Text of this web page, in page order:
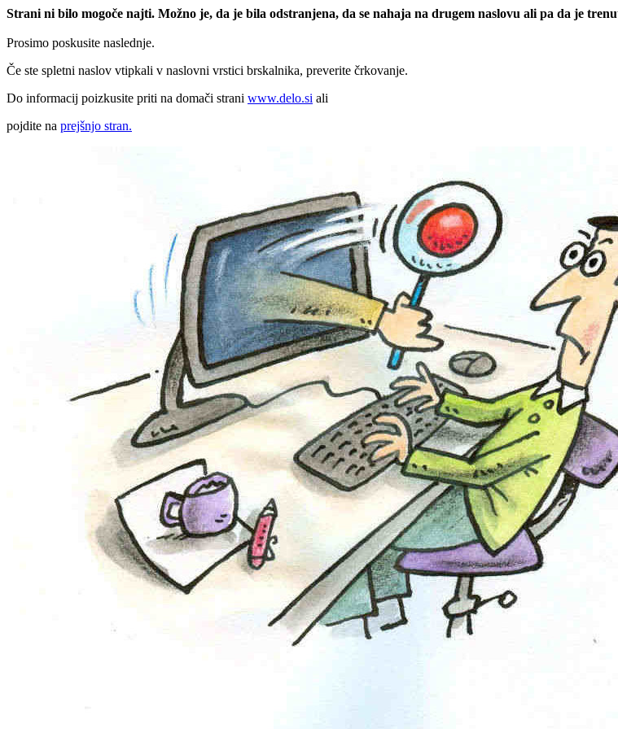
Strani ni bilo mogoče najti. Možno je, da je bila odstranjena, da se nahaja na drugem naslovu ali pa da je
Prosimo poskusite naslednje.
Če ste spletni naslov vtipkali v naslovni vrstici brskalnika, preverite črkovanje.
Do informacij poizkusite priti na domači strani www.delo.si ali
pojdite na prejšnjo stran.